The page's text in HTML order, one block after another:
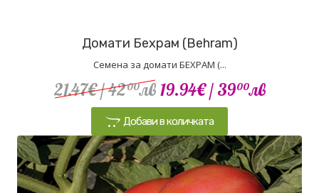
Домати Бехрам (Behram)
Семена за домати БЕХРАМ (...
21.47€/ 4200лв 19.94€/ 3900лв
Добави в количката